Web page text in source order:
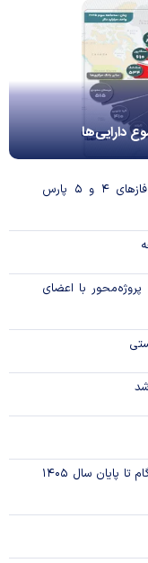
دارایی‌ها
بانک تجارت، تأمین‌کننده مالی پروژه بازسازی فاز‌های ۴ و ۵ پارس
با اعضای
استفاده واردکنندگان اقلام سلامت‌محور از اوراق گام تا پایان سال ۱۴۰۵